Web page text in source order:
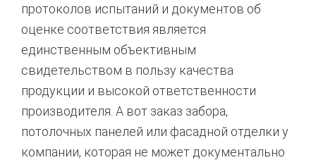
протоколов испытаний и документов об
оценке соответствия является
единственным объективным
свидетельством в пользу качества
продукции и высокой ответственности
производителя. А вот заказ забора,
потолочных панелей или фасадной отделки у
компании, которая не может документально